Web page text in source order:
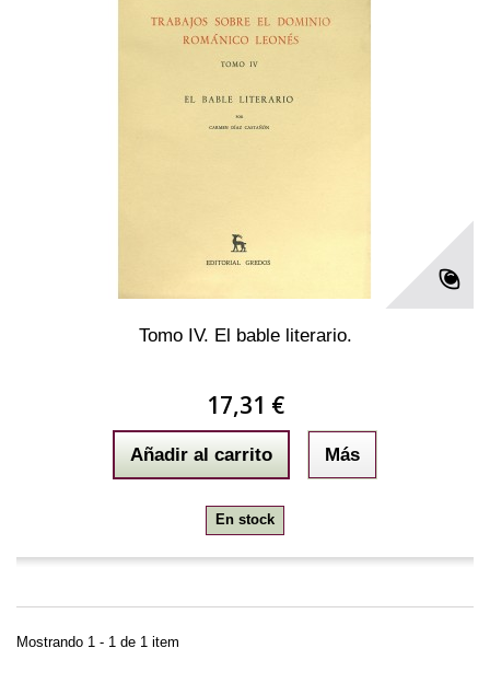
Tomo IV. El bable literario.
17,31 €
Añadir al carrito Más
En stock
Mostrando 1 - 1 de 1 item